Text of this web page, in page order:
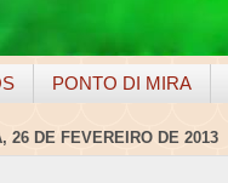
PONTO DI MIRA
26 DE FEVEREIRO DE 2013